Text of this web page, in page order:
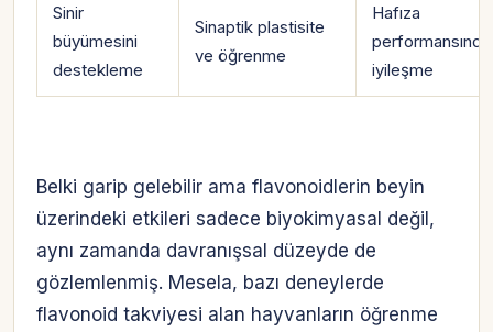
Sinir
büyümesini
destekleme
Sinaptik plastisite
ve öğrenme
Hafıza
performansında
iyileşme
Belki garip gelebilir ama flavonoidlerin beyin
üzerindeki etkileri sadece biyokimyasal değil,
aynı zamanda davranışsal düzeyde de
gözlemlenmiş. Mesela, bazı deneylerde
flavonoid takviyesi alan hayvanların öğrenme